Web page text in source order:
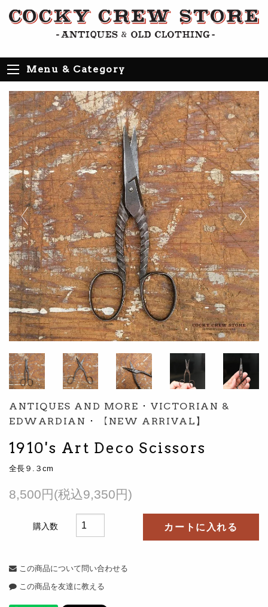
Menu & Category
ANTIQUES AND MORE ･VICTORIAN &
EDWARDIAN ･ 【NEW ARRIVAL】
1910's Art Deco Scissors
全長９.３cm
8,500円(税込9,350円)
購入数 カートに入れる
この商品について問い合わせる
この商品を友達に教える